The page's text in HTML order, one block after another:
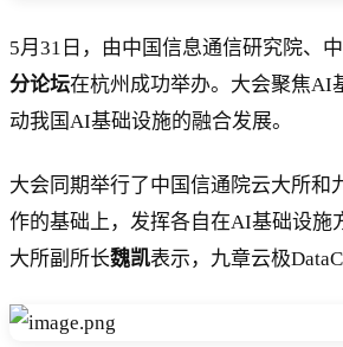
5月31日，由中国信息通信研究院、
分论坛在杭州成功举办。大会聚焦AI
动我国AI基础设施的融合发展。
大会同期举行了中国信通院云大所和
作的基础上，发挥各自在AI基础设施
大所副所长魏凯表示，九章云极